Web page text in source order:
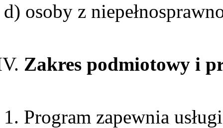
d) osoby z
Zakres podmiotowy i
1. Program zapewnia